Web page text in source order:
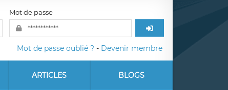
Mot de passe
Mot de passe oublié ? - Devenir membre
ARTICLES BLOGS